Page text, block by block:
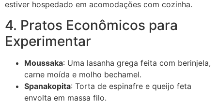
estiver hospedado em acomodações com cozinha.
4. Pratos Econômicos para
Experimentar
Moussaka: Uma lasanha grega feita com berinjela,
carne moída e molho bechamel.
Spanakopita: Torta de espinafre e queijo feta
envolta em massa filo.